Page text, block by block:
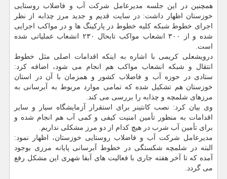
همچنین در این جلسه مدیرعامل شركت آب و فاضلاب روستایی
خوزستان اظهار داشت: در سایت قدیم و جدید مرز چذابه از نظر
اجرای خطوط شبكه كلیه خطوط در پاركینگ ها و در مواكب اجرایی
شده و از ۳۰۰ انشعاب مواكب تابحال ۲۳۰ انشعاب عملیاتی شده
است.
درویشعلی كریمی با اشاره به اینكه اقدامات اصلی مثل خطوط
انتقال و شبكه انشعاب مواكب هم انجام می شود، اضافه كرد:
ستادی در حوزه آب و فاضلاب كشور و همزمان با آن در استان
خوزستان هم تشكیل شده كه تمامی موارد مربوط به آبرسانی به
مرزهای شلمچه و چذابه را بررسی می كند.
وی بیان كرد: نصب كانتینر برای استقرار آزمایشگاه سیار و سایر
اقدامات به منظور تأمین امنیت كیفی و كمی آب هم انجام شده و
برای تأمین آب شرب در هیچ كدام از دو مرز مشكلی نداریم.
مدیرعامل شركت آب و فاضلاب روستایی خوزستان، اظهار نمود:
البته در شلمچه شكستگی در خطوط آبرسانی پایانه مرزی بوجود
آمده كه تا آخر هفته جاری با فعالیت های آبفا شهری این مشكل رفع
می گردد.